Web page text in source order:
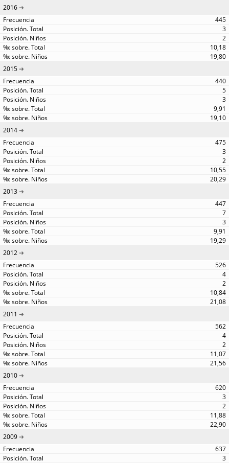
2016
445
3
2
10,18
19,80
2015
440
5
3
9,91
19,10
2014
475
3
2
10,55
20,29
2013
447
7
3
9,91
19,29
2012
526
4
2
10,84
21,08
2011
562
4
2
11,07
21,56
2010
620
3
2
11,88
22,90
2009
637
3